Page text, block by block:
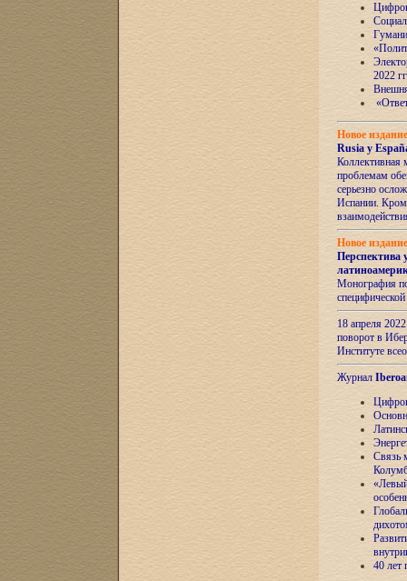
2022
Новое
Rusia y
Коллективная
проблемам
серьезно
Испании.
Новое
Перспектива
Монография
18 апреля
поворот в
Институте
Журнал
Связь
40 лет